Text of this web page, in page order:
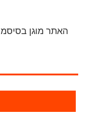
האתר מוגן